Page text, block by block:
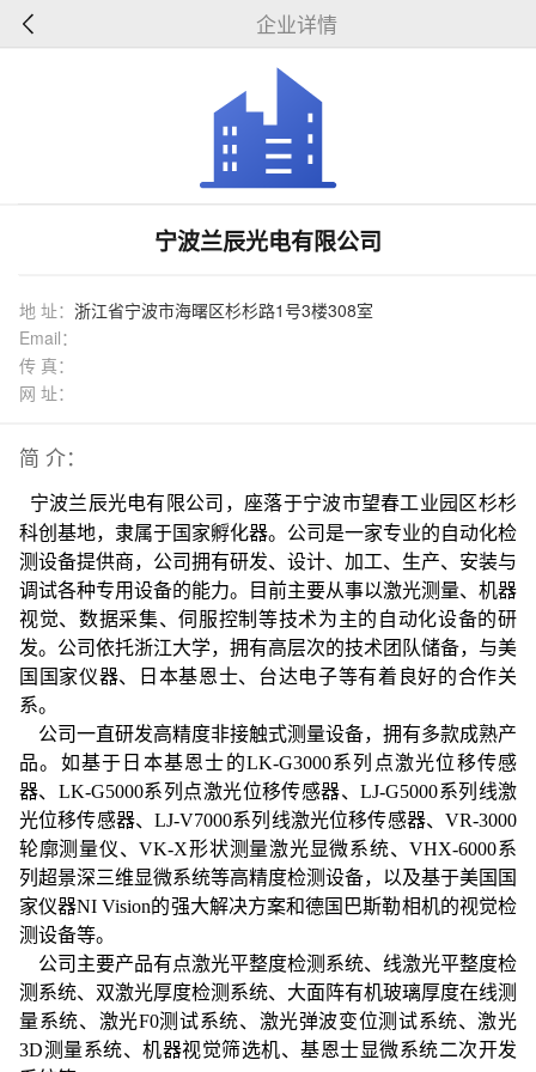
企业详情
宁波兰辰光电有限公司
地 址： 浙江省宁波市海曙区杉杉路1号3楼308室
Email：
传 真：
网 址：
简 介：
宁波兰辰光电有限公司，座落于宁波市望春工业园区杉杉
科创基地，隶属于国家孵化器。公司是一家专业的自动化检
测设备提供商，公司拥有研发、设计、加工、生产、安装与
调试各种专用设备的能力。目前主要从事以激光测量、机器
视觉、数据采集、伺服控制等技术为主的自动化设备的研
发。公司依托浙江大学，拥有高层次的技术团队储备，与美
国国家仪器、日本基恩士、台达电子等有着良好的合作关
系。
公司一直研发高精度非接触式测量设备，拥有多款成熟产
品。如基于日本基恩士的LK-G3000系列点激光位移传感
器、LK-G5000系列点激光位移传感器、LJ-G5000系列线激
光位移传感器、LJ-V7000系列线激光位移传感器、VR-3000
轮廓测量仪、VK-X形状测量激光显微系统、VHX-6000系
列超景深三维显微系统等高精度检测设备，以及基于美国国
家仪器NI Vision的强大解决方案和德国巴斯勒相机的视觉检
测设备等。
公司主要产品有点激光平整度检测系统、线激光平整度检
测系统、双激光厚度检测系统、大面阵有机玻璃厚度在线测
量系统、激光F0测试系统、激光弹波变位测试系统、激光
3D测量系统、机器视觉筛选机、基恩士显微系统二次开发